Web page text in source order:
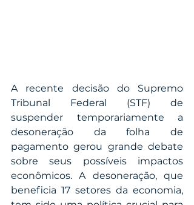
A recente decisão do Supremo
Tribunal Federal (STF) de
suspender temporariamente a
desoneração da folha de
pagamento gerou grande debate
sobre seus possíveis impactos
econômicos. A desoneração, que
beneficia 17 setores da economia,